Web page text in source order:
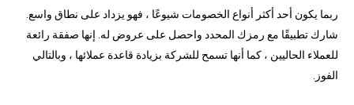
ربما يكون أحد أكثر أنواع الخصومات شيوعًا ، فهو يزداد على نطاق واسع.
شارك تطبيقًا مع رمزك المحدد واحصل على عروض له. إنها صفقة رائعة
للعملاء الحاليين ، كما أنها تسمح للشركة بزيادة قاعدة عملائها ، وبالتالي
الفوز.